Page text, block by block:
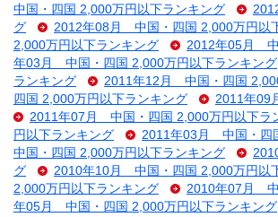
中国・四国 2,000万円以下ランキング
グ
2012年08月 中国・四国 2,000万円以
2,000万円以下ランキング
2012年05月 中
年03月 中国・四国 2,000万円以下ランキング
ランキング
2011年12月 中国・四国
四国 2,000万円以下ランキング
2011年09
2011年07月 中国・四国 2,000万円以下ラ
円以下ランキング
2011年03月 中国・四
中国・四国 2,000万円以下ランキング
グ
2010年10月 中国・四国 2,000万円以
2,000万円以下ランキング
2010年07月 中
年05月 中国・四国 2,000万円以下ランキング